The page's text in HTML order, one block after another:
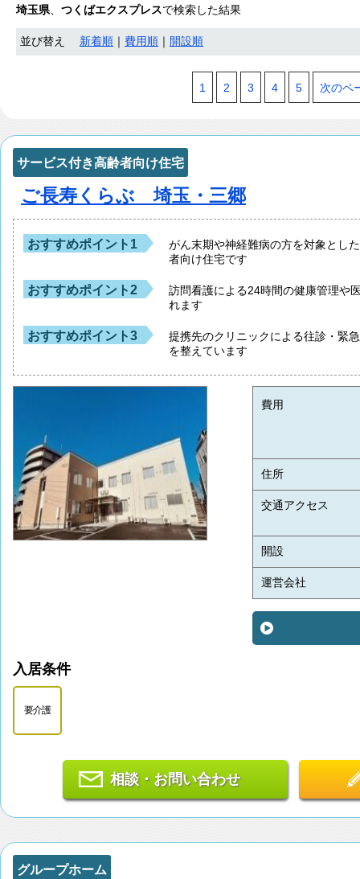
埼玉県、 つくばエクスプレスで検索した結果
並び替え 新着順 費用順 開設順
1 2 3 4 5 次のペ
サービス付き高齢者向け住宅
ご長寿くらぶ 埼玉・三郷
おすすめポイント1
がん末期や神経難病の方を対象とし
者向け住宅です
おすすめポイント2
訪問看護による24時間の健康管理や
れます
おすすめポイント3
提携先のクリニックによる往診・緊
を整えています
費用
住所
交通アクセス
開設
運営会社
入居条件
要介護
相談・お問い合わせ
グループホーム